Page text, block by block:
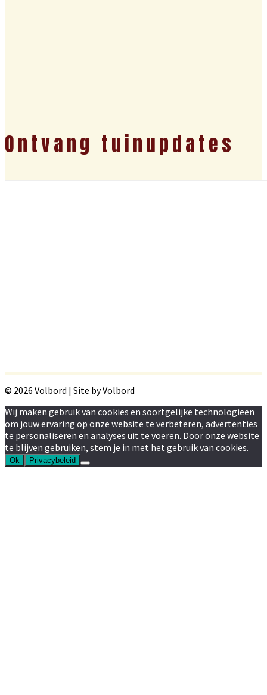
Ontvang tuinupdates
© 2026 Volbord | Site by Volbord
Wij maken gebruik van cookies en soortgelijke technologieën
om jouw ervaring op onze website te verbeteren, advertenties
te personaliseren en analyses uit te voeren. Door onze website
te blijven gebruiken, stem je in met het gebruik van cookies.
Ok Privacybeleid